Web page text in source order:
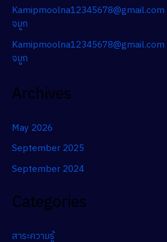
Kamipmoolna12345678@gmail.com
จมูก
Kamipmoolna12345678@gmail.com
จมูก
Archives
May 2026
September 2025
September 2024
Categories
สาระความรู้